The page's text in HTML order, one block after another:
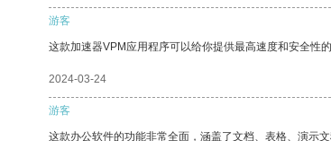
游客
这款加速器VPM应用程序可以给你提供最高速度和安全性
2024-03-24
游客
这款办公软件的功能非常全面，涵盖了文档、表格、演示